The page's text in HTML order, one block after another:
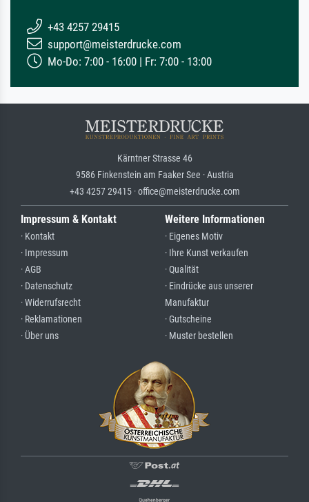
+43 4257 29415
support@meisterdrucke.com
Mo-Do: 7:00 - 16:00 | Fr: 7:00 - 13:00
Kärntner Strasse 46
9586 Finkenstein am Faaker See · Austria
+43 4257 29415 · office@meisterdrucke.com
Impressum & Kontakt
· Kontakt
· Impressum
· AGB
· Datenschutz
· Widerrufsrecht
· Reklamationen
· Über uns
Weitere Informationen
· Eigenes Motiv
· Ihre Kunst verkaufen
· Qualität
· Eindrücke aus unserer
Manufaktur
· Gutscheine
· Muster bestellen